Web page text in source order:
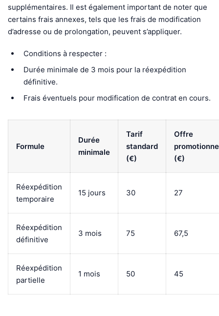
supplémentaires. Il est également important de noter que
certains frais annexes, tels que les frais de modification
d’adresse ou de prolongation, peuvent s’appliquer.
Conditions à respecter :
Durée minimale de 3 mois pour la réexpédition
définitive.
Frais éventuels pour modification de contrat en cours.
Formule
Durée
minimale
Tarif
standard
(€)
Offre
(€)
Réexpédition
temporaire
15 jours 30 27
Réexpédition
définitive
3 mois 75 67,5
Réexpédition
partielle
1 mois 50 45